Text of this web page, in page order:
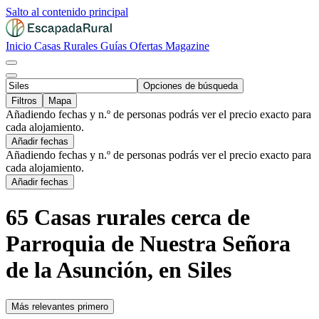
Salto al contenido principal
Inicio Casas Rurales Guías Ofertas Magazine
Opciones de búsqueda
Filtros
Mapa
Añadiendo fechas y n.º de personas podrás ver el precio exacto para
cada alojamiento.
Añadir fechas
Añadiendo fechas y n.º de personas podrás ver el precio exacto para
cada alojamiento.
Añadir fechas
65 Casas rurales cerca de
Parroquia de Nuestra Señora
de la Asunción, en Siles
Más relevantes primero